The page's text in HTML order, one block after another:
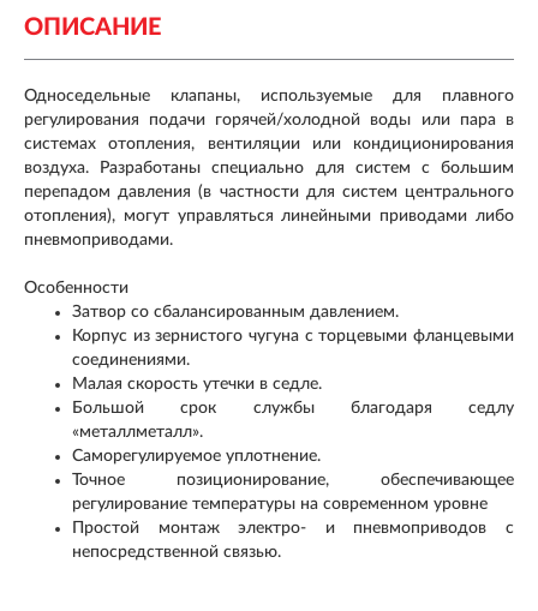
ОПИСАНИЕ
Односедельные клапаны, используемые для плавного
регулирования подачи горячей/холодной воды или пара в
системах отопления, вентиляции или кондиционирования
воздуха. Разработаны специально для систем с большим
перепадом давления (в частности для систем центрального
отопления), могут управляться линейными приводами либо
пневмоприводами.
Особенности
Затвор со сбалансированным давлением.
Корпус из зернистого чугуна с торцевыми фланцевыми
соединениями.
Малая скорость утечки в седле.
Большой срок службы благодаря седлу
«металлметалл».
Саморегулируемое уплотнение.
Точное позиционирование, обеспечивающее
регулирование температуры на современном уровне
Простой монтаж электро- и пневмоприводов с
непосредственной связью.